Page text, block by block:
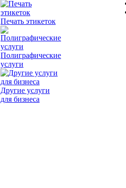
Печать этикеток
Полиграфические
услуги
Другие услуги
для бизнеса